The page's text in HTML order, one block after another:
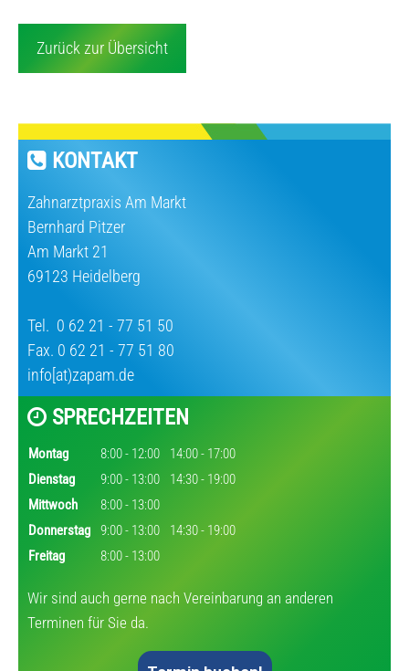
Zurück zur Übersicht
KONTAKT
Zahnarztpraxis Am Markt
Bernhard Pitzer
Am Markt 21
69123 Heidelberg
Tel. 0 62 21 - 77 51 50
Fax. 0 62 21 - 77 51 80
info[at)zapam.de
SPRECHZEITEN
Montag 8:00 - 12:00
14:00 - 17:00
Dienstag
9:00 - 13:00
14:30 - 19:00
Mittwoch
8:00 - 13:00
Donnerstag
9:00 - 13:00
14:30 - 19:00
Freitag
8:00 - 13:00
Wir sind auch gerne nach Vereinbarung an anderen
Terminen für Sie da.